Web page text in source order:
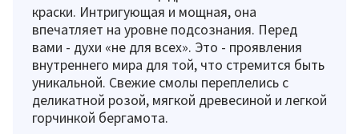
краски. Интригующая и мощная, она
впечатляет на уровне подсознания. Перед
вами - духи «не для всех». Это - проявления
внутреннего мира для той, что стремится быть
уникальной. Свежие смолы переплелись с
деликатной розой, мягкой древесиной и легкой
горчинкой бергамота.